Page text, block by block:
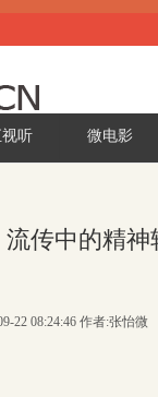
听 微电影
流传中的精
22 08:24:46 作者:张怡微